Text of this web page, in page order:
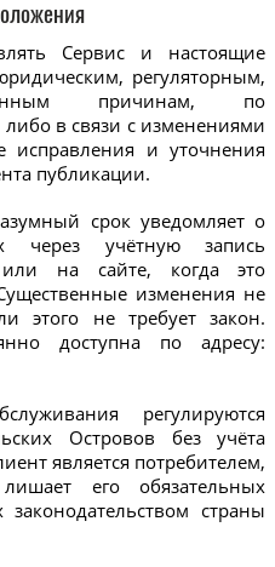
Сервис и настоящие
регуляторным,
причинам, по
в связи с изменениями
исправления и уточнения
публикации.
срок уведомляет о
через учётную запись
на сайте, когда это
изменения не
этого не требует закон.
доступна по адресу:
регулируются
Островов без учёта
является потребителем,
его обязательных
страны